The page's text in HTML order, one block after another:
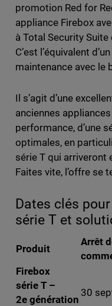
promotion Red for
appliance Firebox
à Total Security
C’est l’équivalent
maintenance avec le
Il s’agit d’une
anciennes
performance, d’une
optimales, en
série T qui arriveront
Faites vite, l’offre se
Dates clés
série T et
Produit
Arrêt
Firebox
série T –
2e génération
30